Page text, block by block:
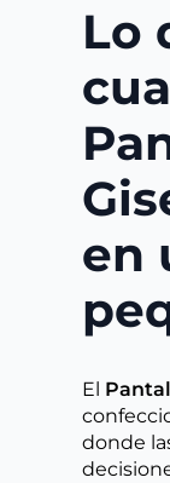
Lo
en
El
donde